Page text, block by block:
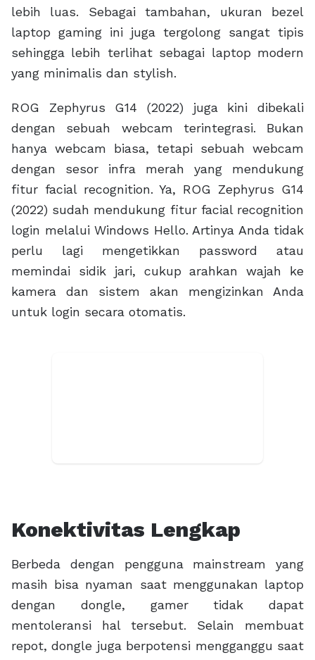
lebih luas. Sebagai tambahan, ukuran bezel
laptop gaming ini juga tergolong sangat tipis
sehingga lebih terlihat sebagai laptop modern
yang minimalis dan stylish.
ROG Zephyrus G14 (2022) juga kini dibekali
dengan sebuah webcam terintegrasi. Bukan
hanya webcam biasa, tetapi sebuah webcam
dengan sesor infra merah yang mendukung
fitur facial recognition. Ya, ROG Zephyrus G14
(2022) sudah mendukung fitur facial recognition
login melalui Windows Hello. Artinya Anda tidak
perlu lagi mengetikkan password atau
memindai sidik jari, cukup arahkan wajah ke
kamera dan sistem akan mengizinkan Anda
untuk login secara otomatis.
repot, dongle juga berpotensi mengganggu saat
gamer bermain game. Untuk itulah laptop
gaming wajib memiliki konektivitas yang
mumpuni agar berbagai aksesori gaming bisa
dihubungkan dengan mudah.
Tak terkecuali ROG Zephyrus G14 (2022).